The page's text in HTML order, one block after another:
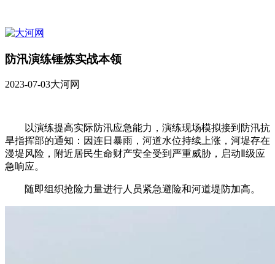
防汛演练锤炼实战本领
2023-07-03大河网
以演练提高实际防汛应急能力，演练现场模拟接到防汛抗
旱指挥部的通知：因连日暴雨，河道水位持续上涨，河堤存在
漫堤风险，附近居民生命财产安全受到严重威胁，启动Ⅱ级应
急响应。
随即组织抢险力量进行人员紧急避险和河道堤防加高。